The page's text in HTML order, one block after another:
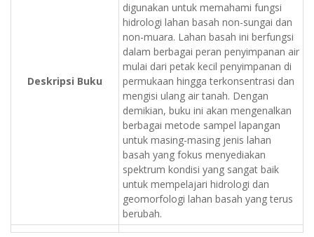
Deskripsi Buku
digunakan untuk memahami fungsi
hidrologi lahan basah non-sungai dan
non-muara. Lahan basah ini berfungsi
dalam berbagai peran penyimpanan air
mulai dari petak kecil penyimpanan di
permukaan hingga terkonsentrasi dan
mengisi ulang air tanah. Dengan
demikian, buku ini akan mengenalkan
berbagai metode sampel lapangan
untuk masing-masing jenis lahan
basah yang fokus menyediakan
spektrum kondisi yang sangat baik
untuk mempelajari hidrologi dan
geomorfologi lahan basah yang terus
berubah.